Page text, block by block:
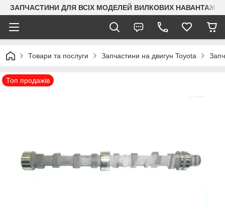
ЗАПЧАСТИНИ ДЛЯ ВСІХ МОДЕЛЕЙ ВИЛКОВИХ
Товари та послуги Запчастини на двигун Toyota
Топ продажів